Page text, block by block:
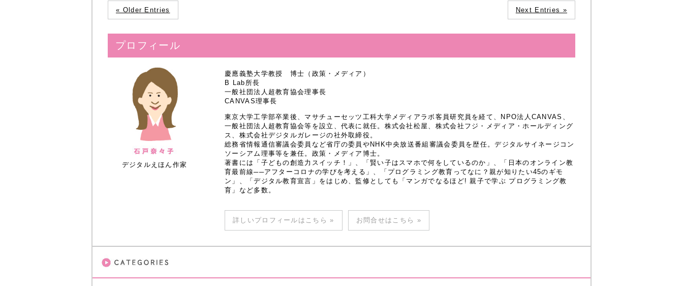
« Older Entries Next Entries »
プロフィール
デジタルえほん作家
慶應義塾大学教授 博士（政策・メディア）
B Lab所長
一般社団法人超教育協会理事長
CANVAS理事長
東京大学工学部卒業後、マサチューセッツ工科大学メディアラボ客員研究員を経て、NPO法人CANVAS、
一般社団法人超教育協会等を設立、代表に就任。株式会社松屋、株式会社フジ・メディア・ホールディング
ス、株式会社デジタルガレージの社外取締役。
総務省情報通信審議会委員など省庁の委員やNHK中央放送番組審議会委員を歴任。デジタルサイネージコン
ソーシアム理事等を兼任。政策・メディア博士。
著書には「子どもの創造力スイッチ！」、「賢い子はスマホで何をしているのか」、「日本のオンライン教
育最前線──アフターコロナの学びを考える」、「プログラミング教育ってなに？親が知りたい45のギモ
ン」、「デジタル教育宣言」をはじめ、監修としても「マンガでなるほど! 親子で学ぶ プログラミング教
育」など多数。
詳しいプロフィールはこちら » お問合せはこちら »